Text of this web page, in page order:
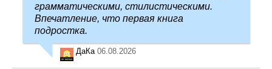
грамматическими, стилистическими.
Впечатление, что первая книга
подростка.
ДаКа 06.08.2026